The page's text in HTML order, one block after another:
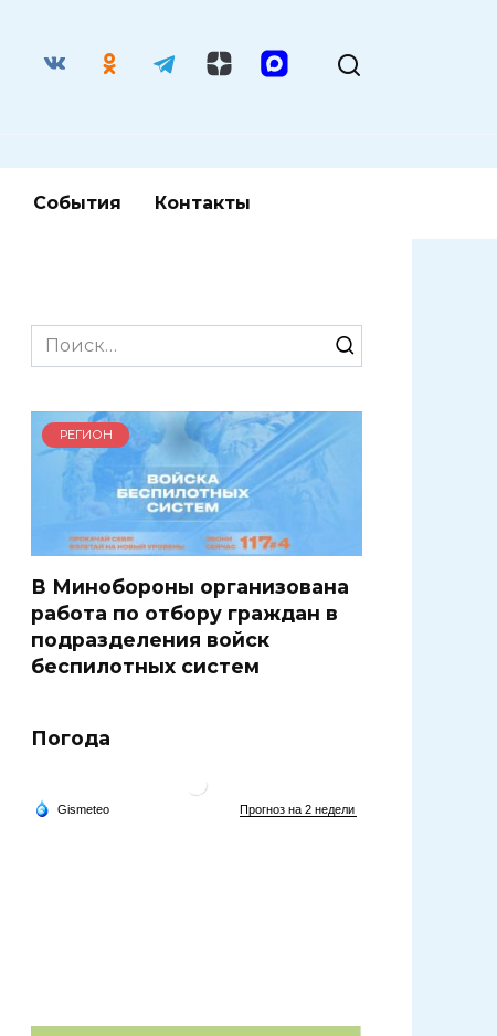
События Контакты
Search
for:
РЕГИОН
В Минобороны организована
работа по отбору граждан в
подразделения войск
беспилотных систем
Погода